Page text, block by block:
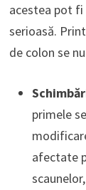
acestea pot
serioasă.
de colon se
primele
afectate